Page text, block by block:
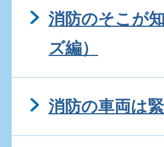
消防のそこが
ズ編）
消防の車両は